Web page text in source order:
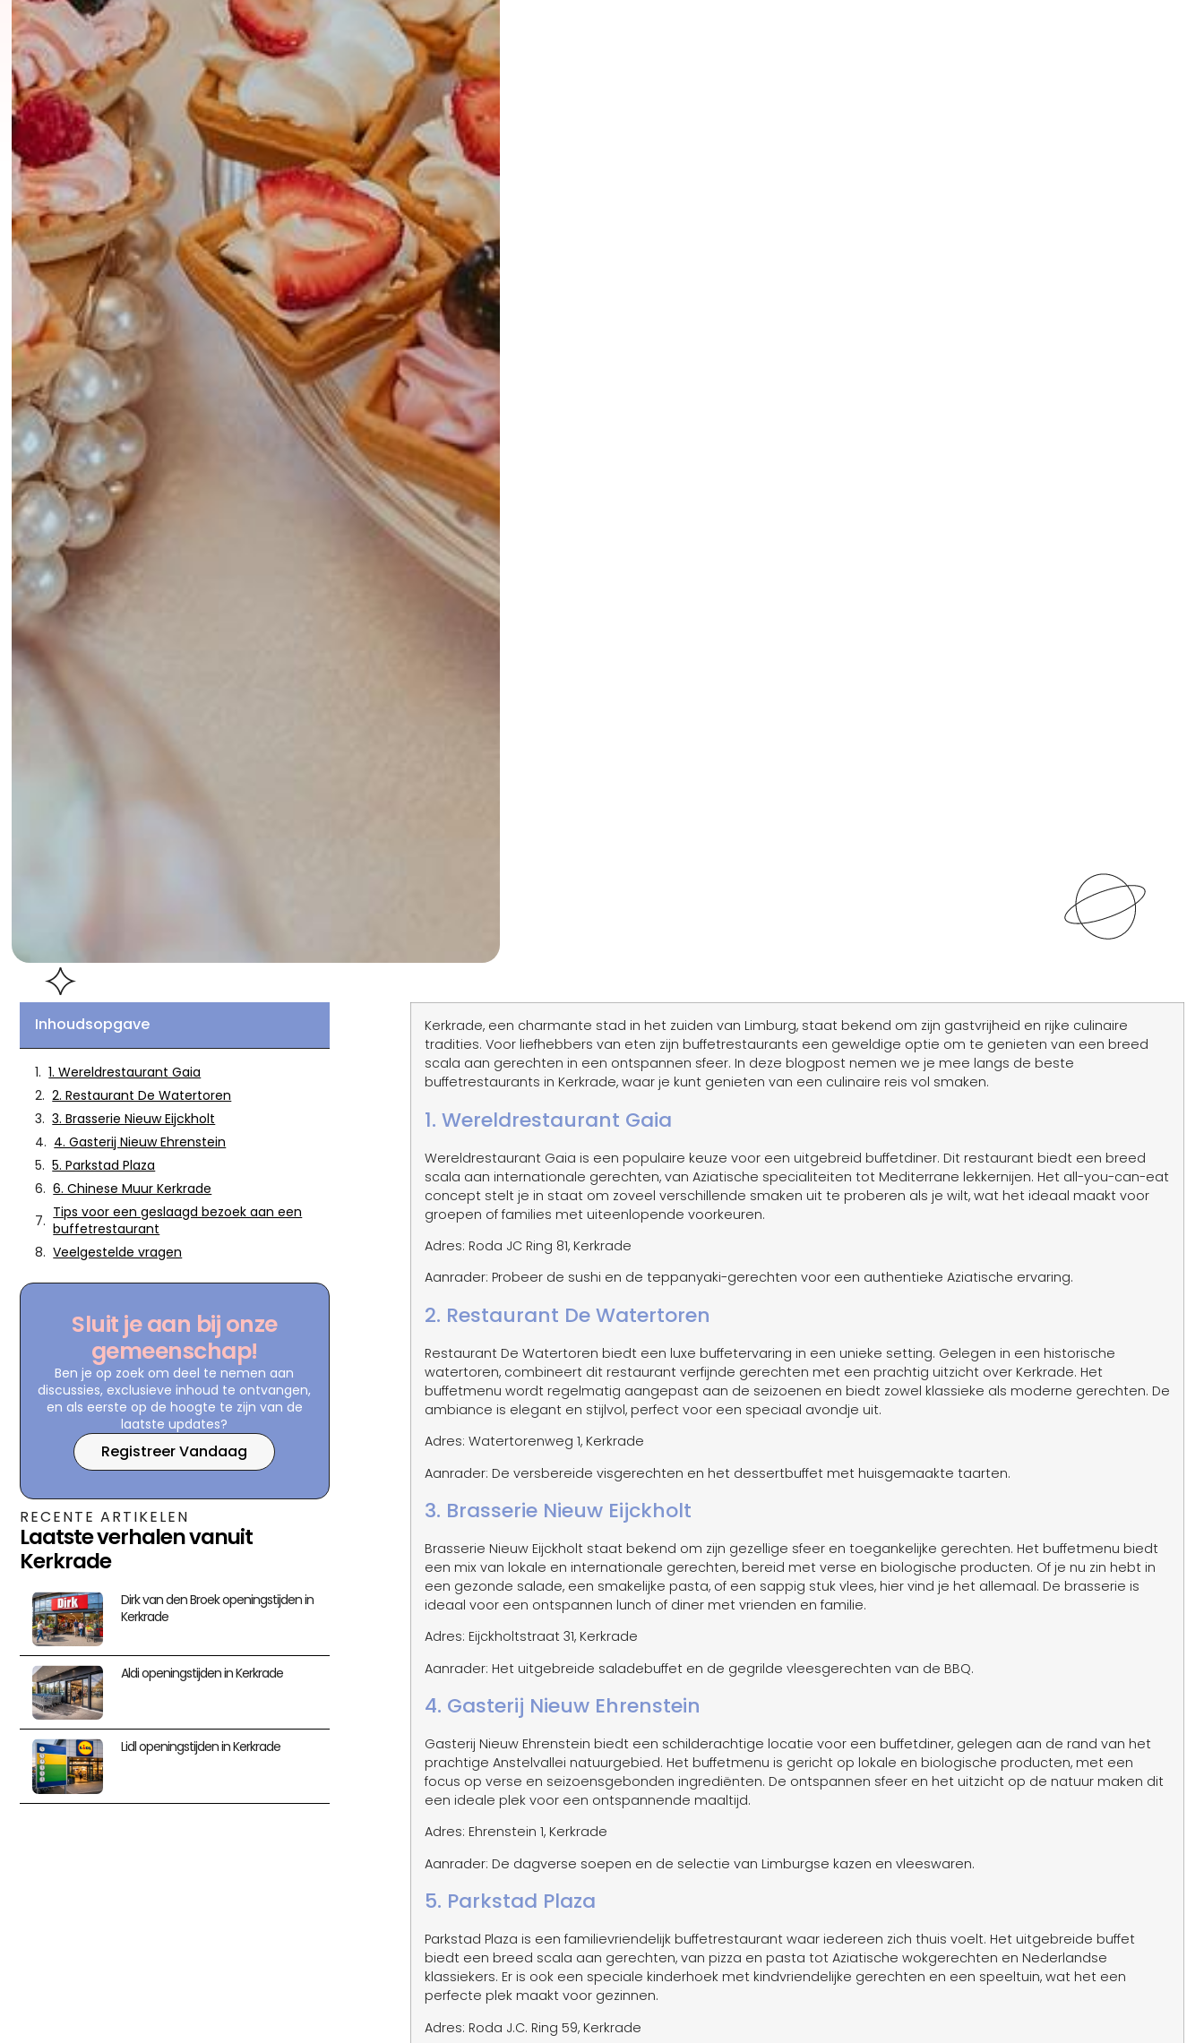
Kerkrade, een charmante stad in het zuiden van Limburg, staat bekend om zijn gastvrijheid en rijke culinaire
tradities. Voor liefhebbers van eten zijn buffetrestaurants een geweldige optie om te genieten van een breed
scala aan gerechten in een ontspannen sfeer. In deze blogpost nemen we je mee langs de beste
buffetrestaurants in Kerkrade, waar je kunt genieten van een culinaire reis vol smaken.
1. Wereldrestaurant Gaia
Wereldrestaurant Gaia is een populaire keuze voor een uitgebreid buffetdiner. Dit restaurant biedt een breed
scala aan internationale gerechten, van Aziatische specialiteiten tot Mediterrane lekkernijen. Het all-you-can-eat
concept stelt je in staat om zoveel verschillende smaken uit te proberen als je wilt, wat het ideaal maakt voor
groepen of families met uiteenlopende voorkeuren.
Adres: Roda JC Ring 81, Kerkrade
Aanrader: Probeer de sushi en de teppanyaki-gerechten voor een authentieke Aziatische ervaring.
2. Restaurant De Watertoren
Restaurant De Watertoren biedt een luxe buffetervaring in een unieke setting. Gelegen in een historische
watertoren, combineert dit restaurant verfijnde gerechten met een prachtig uitzicht over Kerkrade. Het
buffetmenu wordt regelmatig aangepast aan de seizoenen en biedt zowel klassieke als moderne gerechten. De
ambiance is elegant en stijlvol, perfect voor een speciaal avondje uit.
Adres: Watertorenweg 1, Kerkrade
Aanrader: De versbereide visgerechten en het dessertbuffet met huisgemaakte taarten.
3. Brasserie Nieuw Eijckholt
Brasserie Nieuw Eijckholt staat bekend om zijn gezellige sfeer en toegankelijke gerechten. Het buffetmenu biedt
een mix van lokale en internationale gerechten, bereid met verse en biologische producten. Of je nu zin hebt in
een gezonde salade, een smakelijke pasta, of een sappig stuk vlees, hier vind je het allemaal. De brasserie is
ideaal voor een ontspannen lunch of diner met vrienden en familie.
Adres: Eijckholtstraat 31, Kerkrade
Aanrader: Het uitgebreide saladebuffet en de gegrilde vleesgerechten van de BBQ.
4. Gasterij Nieuw Ehrenstein
Gasterij Nieuw Ehrenstein biedt een schilderachtige locatie voor een buffetdiner, gelegen aan de rand van het
prachtige Anstelvallei natuurgebied. Het buffetmenu is gericht op lokale en biologische producten, met een
focus op verse en seizoensgebonden ingrediënten. De ontspannen sfeer en het uitzicht op de natuur maken dit
een ideale plek voor een ontspannende maaltijd.
Adres: Ehrenstein 1, Kerkrade
Aanrader: De dagverse soepen en de selectie van Limburgse kazen en vleeswaren.
5. Parkstad Plaza
Parkstad Plaza is een familievriendelijk buffetrestaurant waar iedereen zich thuis voelt. Het uitgebreide buffet
biedt een breed scala aan gerechten, van pizza en pasta tot Aziatische wokgerechten en Nederlandse
klassiekers. Er is ook een speciale kinderhoek met kindvriendelijke gerechten en een speeltuin, wat het een
perfecte plek maakt voor gezinnen.
Adres: Roda J.C. Ring 59, Kerkrade
Inhoudsopgave
1. Wereldrestaurant Gaia
2. Restaurant De Watertoren
3. Brasserie Nieuw Eijckholt
4. Gasterij Nieuw Ehrenstein
5. Parkstad Plaza
6. Chinese Muur Kerkrade
Tips voor een geslaagd bezoek aan een
buffetrestaurant
Veelgestelde vragen
Sluit je aan bij onze
gemeenschap!
Ben je op zoek om deel te nemen aan
discussies, exclusieve inhoud te ontvangen,
en als eerste op de hoogte te zijn van de
laatste updates?
Registreer Vandaag
RECENTE ARTIKELEN
Laatste verhalen vanuit
Kerkrade
Dirk van den Broek openingstijden in
Kerkrade
Aldi openingstijden in Kerkrade
Lidl openingstijden in Kerkrade